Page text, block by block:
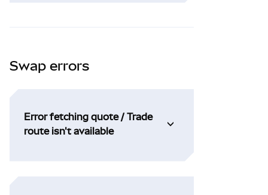
Swap errors
Error fetching quote / Trade
route isn't available